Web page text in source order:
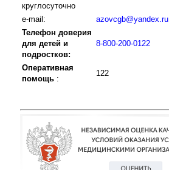
круглосуточно
e-mail:
azovcgb@yandex.ru
Телефон доверия
для детей и
подростков:
8-800-200-0122
Оперативная
помощь :
122